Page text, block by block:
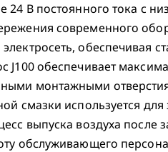
24 В постоянного тока с
современного
обеспечивая
J100 обеспечивает
монтажными
смазки используется
выпуска воздуха
обслуживающего